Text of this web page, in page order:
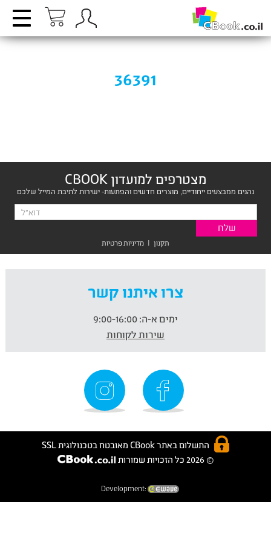
36391
מצטרפים למועדון CBOOK
נהנים ממבצעים ייחודיים, מוצרים חדשים והפתעות- ישירות לתיבת המייל שלכם
תקנון | מדיניות פרטיות
צרו איתנו קשר
ימים א-ה:
שירות לקוחות
התשלום באתר CBook מאובטח בטכנולוגית SSL
© 2026 כל הזכויות שמורות
Development: